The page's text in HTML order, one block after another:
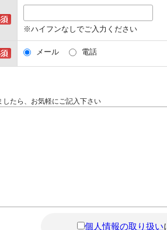
※ハイフンなしでご入力ください
メール 電話
たら、お気軽にご記入下さい
個人情報の取り扱い